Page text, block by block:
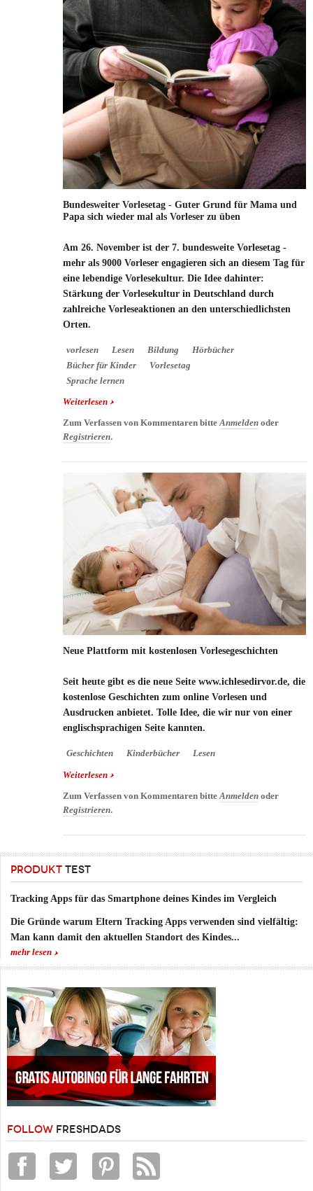
Bundesweiter Vorlesetag - Guter Grund für Mama und
Papa sich wieder mal als Vorleser zu üben
Am 26. November ist der 7. bundesweite Vorlesetag -
mehr als 9000 Vorleser engagieren sich an diesem Tag für
eine lebendige Vorlesekultur. Die Idee dahinter:
Stärkung der Vorlesekultur in Deutschland durch
zahlreiche Vorleseaktionen an den unterschiedlichsten
Orten.
vorlesen Lesen Bildung
Hörbücher
Bücher für Kinder
Vorlesetag
Sprache lernen
Weiterlesen über Bundesweiter Vorlesetag - Guter Grund für
Zum Verfassen von Kommentaren bitteAnmelden oder
Registrieren.
Neue Plattform mit kostenlosen Vorlesegeschichten
Seit heute gibt es die neue Seite www.ichlesedirvor.de, die
kostenlose Geschichten zum online Vorlesen und
Ausdrucken anbietet. Tolle Idee, die wir nur von einer
englischsprachigen Seite kannten.
Geschichten Kinderbücher Lesen
Weiterlesen über Neue Plattform mit kostenlosen
Zum Verfassen von Kommentaren bitteAnmelden oder
Registrieren.
PRODUKT TEST
Tracking Apps für das Smartphone deines Kindes im Vergleich
Die Gründe warum Eltern Tracking Apps verwenden sind vielfältig:
Man kann damit den aktuellen Standort des Kindes...
mehr lesen
FOLLOW FRESHDADS